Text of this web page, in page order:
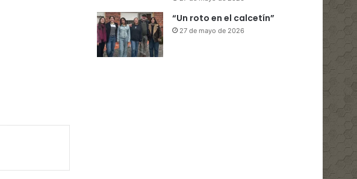
“Un roto en el calcetín”
27 de mayo de 2026